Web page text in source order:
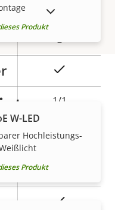
Eigentumswert
–
1/1
Produkt
W-LED
Hochleistungs-
Produkt